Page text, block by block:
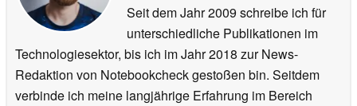
Seit dem Jahr 2009 schreibe ich für
unterschiedliche Publikationen im
Technologiesektor, bis ich im Jahr 2018 zur News-
Redaktion von Notebookcheck gestoßen bin. Seitdem
verbinde ich meine langjährige Erfahrung im Bereich